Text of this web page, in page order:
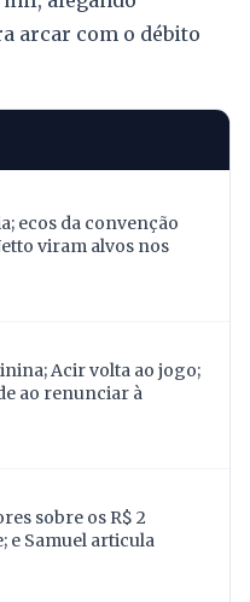
arcar com o débito
ecos da convenção
viram alvos nos
Acir volta ao jogo;
ao renunciar à
sobre os R$ 2
e Samuel articula